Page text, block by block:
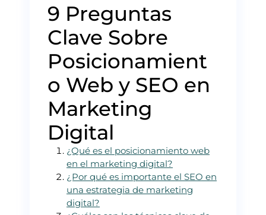
9 Preguntas
Clave Sobre
Posicionamient
o Web y SEO en
Marketing
Digital
¿Qué es el posicionamiento web
en el marketing digital?
¿Por qué es importante el SEO en
una estrategia de marketing
digital?